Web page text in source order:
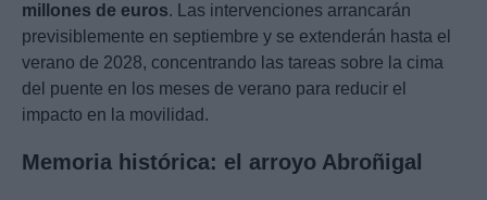
millones de euros. Las intervenciones arrancarán
previsiblemente en septiembre y se extenderán hasta el
verano de 2028, concentrando las tareas sobre la cima
del puente en los meses de verano para reducir el
impacto en la movilidad.
Memoria histórica: el arroyo Abroñigal